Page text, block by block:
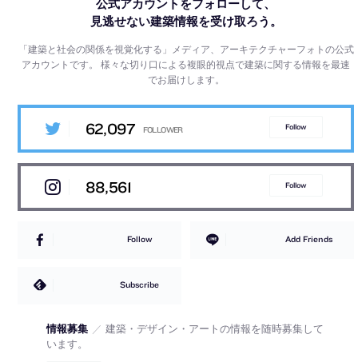
見逃せない建築情報を受け取ろう。
「建築と社会の関係を視覚化する」メディア、アーキテクチャーフォトの公式
アカウントです。様々な切り口による複眼的視点で建築に関する情報を最速
でお届けします。
62,097 Follow
88,561 Follow
Follow Add Friends
Subscribe
情報募集 ／ 建築・デザイン・アートの情報を随時募集して
います。